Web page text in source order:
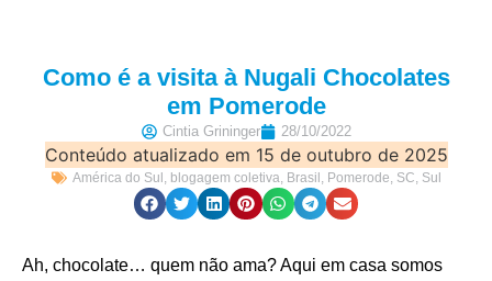
Como é a visita à Nugali Chocolates
em Pomerode
Cintia Grininger 28/10/2022
Conteúdo atualizado em 15 de outubro de 2025
América do Sul , blogagem coletiva, Brasil , Pomerode, SC, Sul
Ah, chocolate… quem não ama? Aqui em casa somos